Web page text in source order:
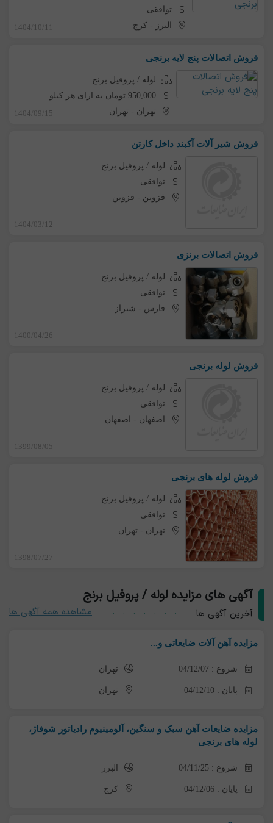
توافقی
البرز -کرج 1404/10/11
فروش اتصالات پنج لایه برنجی
لوله / پروفیل برنج
950,000 تومان به ازای هر کیلو
تهران -تهران 1404/09/15
فروش شیر آلات آکبند داخل کارتن
لوله / پروفیل برنج
توافقی
قزوین - قزوین
1404/03/12
فروش اتصالات برنزی
لوله / پروفیل برنج
توافقی
فارس - شیراز
1400/04/26
فروش لوله برنجی
لوله / پروفیل برنج
توافقی
اصفهان - اصفهان
1399/08/05
فروش لوله های برنجی
لوله / پروفیل برنج
توافقی
تهران - تهران
1398/07/27
آگهی های مزایده لوله / پروفیل برنج
آخرین آگهی ها مشاهده همه آگهی ها
مزایده آهن آلات ضایعاتی و...
شروع : 04/12/07 تهران
پایان : 04/12/10 تهران
مزایده ضایعات آهن سبک و سنگین، آلومینیوم رادیاتور شوفاژ،
لوله های برنجی
شروع : 04/11/25 البرز
پایان : 04/12/06 کرج